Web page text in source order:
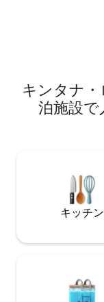
+ 60インチテレ
アクセス可能）
ウンタートップ
キンタナ
泊施設
キッチン